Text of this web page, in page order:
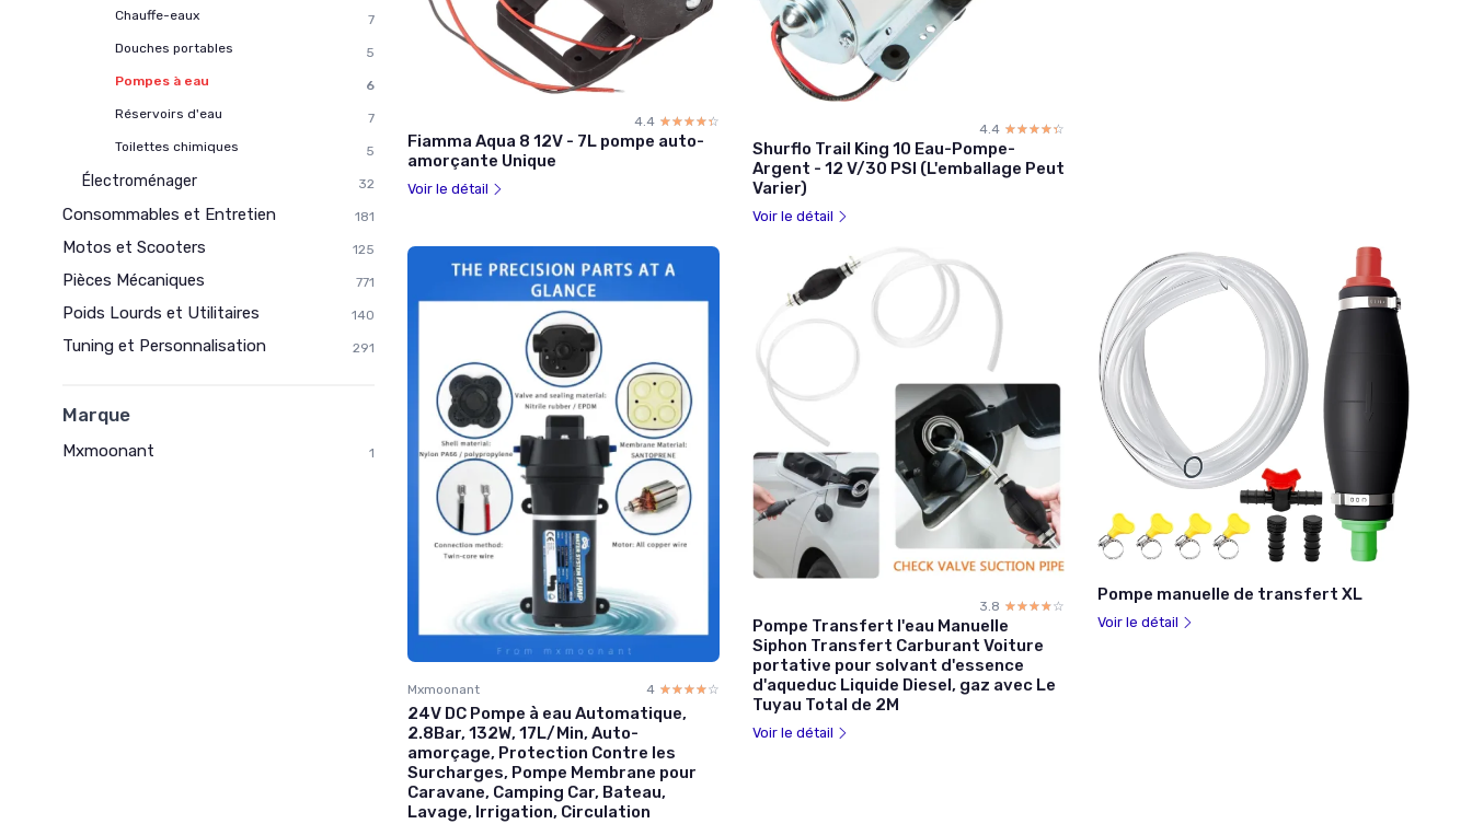
Chauffe-eaux
7
Douches portables
5
Pompes à eau
6
Réservoirs d'eau
7
Toilettes chimiques
5
Électroménager 32
Consommables et Entretien 181
Motos et Scooters 125
Pièces Mécaniques 771
Poids Lourds et Utilitaires 140
Tuning et Personnalisation 291
Marque
Mxmoonant 1
4.4 ☆☆☆☆☆
★★★★★
Fiamma Aqua 8 12V - 7L pompe auto-
amorçante Unique
Voir le détail
4.4 ☆☆☆☆☆
★★★★★
Shurflo Trail King 10 Eau-Pompe-
Argent - 12 V/30 PSI (L'emballage Peut
Varier)
Voir le détail
Mxmoonant 4 ☆☆☆☆☆
★★★★★
24V DC Pompe à eau Automatique,
2.8Bar, 132W, 17L/Min, Auto-
amorçage, Protection Contre les
Surcharges, Pompe Membrane pour
Caravane, Camping Car, Bateau,
Lavage, Irrigation, Circulation
3.8 ☆☆☆☆☆
★★★★★
Pompe Transfert l'eau Manuelle
Siphon Transfert Carburant Voiture
portative pour solvant d'essence
d'aqueduc Liquide Diesel, gaz avec Le
Tuyau Total de 2M
Voir le détail
Pompe manuelle de transfert XL
Voir le détail